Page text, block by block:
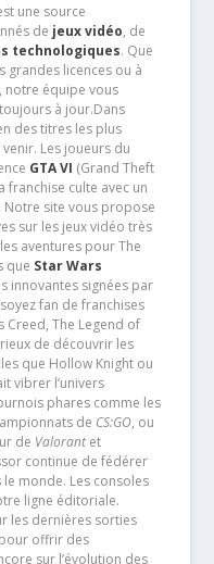
une source
de jeux vidéo, de
technologiques. Que
grandes licences ou à
notre équipe vous
à jour.Dans
des titres les plus
Les joueurs du
GTA VI (Grand Theft
culte avec un
site vous propose
sur les jeux vidéo très
aventures pour The
que Star Wars
innovantes signées par
fan de franchises
Creed, The Legend of
de découvrir les
que Hollow Knight ou
vibrer l’univers
phares comme les
de CS:GO, ou
de Valorantet
continue de fédérer
monde. Les consoles
ligne éditoriale.
les dernières sorties
offrir des
sur l’évolution des